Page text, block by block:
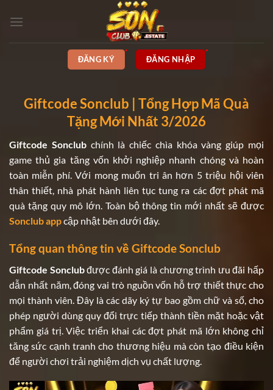
qua
ĐĂNG KÝ ĐĂNG NHẬP
Giftcode Sonclub | Tổng Hợp Mã Quà
Tặng Mới Nhất 3/2026
Giftcode Sonclubchính là chiếc chìa khóa vàng giúp mọi
game thủ gia tăng vốn khởi nghiệp nhanh chóng và hoàn
toàn miễn phí. Với mong muốn tri ân hơn 5 triệu hội viên
thân thiết, nhà phát hành liên tục tung ra các đợt phát mã
quà tặng quy mô lớn. Toàn bộ thông tin mới nhất sẽ được
Sonclub appcập nhật bên dưới đây.
Tổng quan thông tin về Giftcode Sonclub
Giftcode Sonclubđược đánh giá là chương trình ưu đãi hấp
dẫn nhất năm, đóng vai trò nguồn vốn hỗ trợ thiết thực cho
mọi thành viên. Đây là các dãy ký tự bao gồm chữ và số, cho
phép người dùng quy đổi trực tiếp thành tiền mặt hoặc vật
phẩm giá trị. Việc triển khai các đợt phát mã lớn không chỉ
tăng sức cạnh tranh cho thương hiệu mà còn tạo điều kiện
để người chơi trải nghiệm dịch vụ chất lượng.